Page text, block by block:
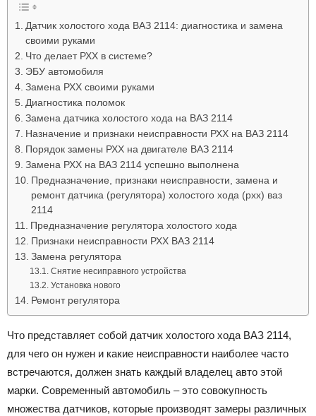
Датчик холостого хода ВАЗ 2114: диагностика и замена
своими руками
Что делает РХХ в системе?
ЭБУ автомобиля
Замена РХХ своими руками
Диагностика поломок
Замена датчика холостого хода на ВАЗ 2114
Назначение и признаки неисправности РХХ на ВАЗ 2114
Порядок замены РХХ на двигателе ВАЗ 2114
Замена РХХ на ВАЗ 2114 успешно выполнена
Предназначение, признаки неисправности, замена и
ремонт датчика (регулятора) холостого хода (рхх) ваз
2114
Предназначение регулятора холостого хода
Признаки неисправности РХХ ВАЗ 2114
Замена регулятора
Снятие несиправного устройства
Установка нового
Ремонт регулятора
Что представляет собой датчик холостого хода ВАЗ 2114,
для чего он нужен и какие неисправности наиболее часто
встречаются, должен знать каждый владелец авто этой
марки. Современный автомобиль – это совокупность
множества датчиков, которые производят замеры различных